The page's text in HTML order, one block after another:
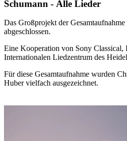
Schumann - Alle Lieder
Das Großprojekt der
abgeschlossen.
Eine Kooperation von Sony
Internationalen Liedzentrum des
Für diese Gesamtaufnahme wurden
Huber vielfach ausgezeichnet.